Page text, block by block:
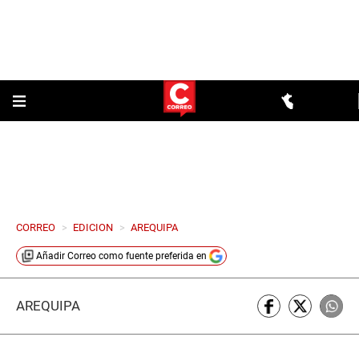
CORREO > EDICION > AREQUIPA
Añadir Correo como fuente preferida en
AREQUIPA